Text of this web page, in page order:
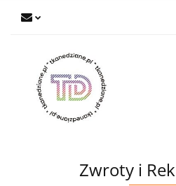
Zwroty i